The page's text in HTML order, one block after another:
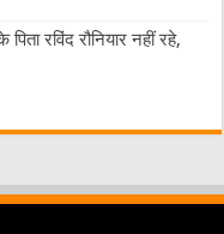
रविंद रौनियार नहीं रहे,